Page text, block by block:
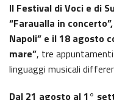
Il Festival di Voci e di
“Faraualla in
Napoli” e il 18 agosto
mare”, tre
linguaggi musicali
Dal 21 agosto al 1°